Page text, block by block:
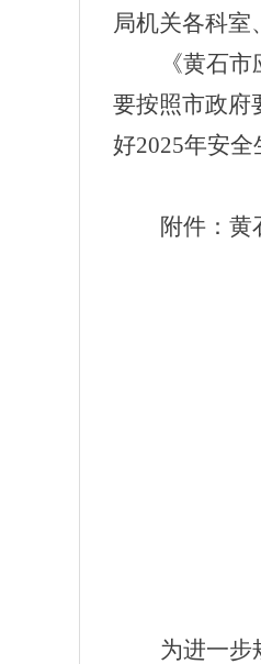
局机关各科室
《黄石
要按照市政府
好2025年安全
附件：黄
为进一步